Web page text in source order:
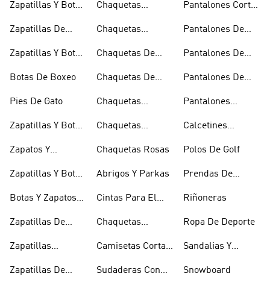
Zapatillas Y Botas
Zapatillas De
Zapatillas Y Botas
Botas De Boxeo
Pies De Gato
Zapatillas Y Botas
Zapatos Y
Doradas
Zapatillas Y Botas
Botas Y Zapatos
Zapatillas De
Zapatillas
Zapatillas De
Chaquetas
Chaquetas
Chaquetas De
Chaquetas De
Chaquetas
Chaquetas
Chaquetas Rosas
Abrigos Y Parkas
Cintas Para El
Chaquetas
Camisetas Cortas
Sudaderas Con
Pantalones Cortos
Pantalones De
Pantalones De
Pantalones De
Pantalones
Calcetines
Polos De Golf
Prendas De
Riñoneras
Ropa De Deporte
Sandalias Y
Snowboard